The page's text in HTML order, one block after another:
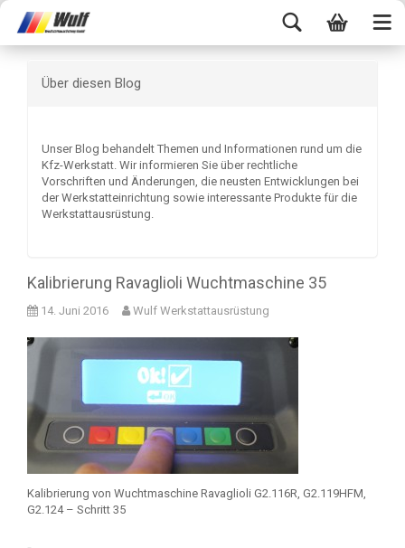
Über diesen Blog
Unser Blog behandelt Themen und Informationen rund um die
Kfz-Werkstatt. Wir informieren Sie über rechtliche
Vorschriften und Änderungen, die neusten Entwicklungen bei
der Werkstatteinrichtung sowie interessante Produkte für die
Werkstattausrüstung.
Kalibrierung Ravaglioli Wuchtmaschine 35
14. Juni 2016 Wulf Werkstattausrüstung
Kalibrierung von Wuchtmaschine Ravaglioli G2.116R, G2.119HFM,
G2.124 – Schritt 35